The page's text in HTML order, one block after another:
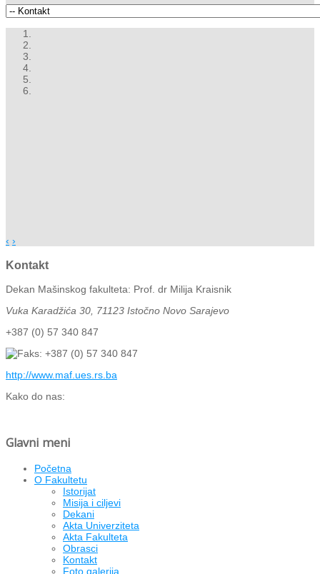
‹ ›
Kontakt
Dekan Mašinskog fakulteta: Prof. dr Milija Kraisnik
Vuka Karadžića 30, 71123 Istočno Novo Sarajevo
+387 (0) 57 340 847
+387 (0) 57 340 847
http://www.maf.ues.rs.ba
Kako do nas:
Glavni meni
Početna
O Fakultetu
Istorijat
Misija i ciljevi
Dekani
Akta Univerziteta
Akta Fakulteta
Obrasci
Kontakt
Foto galerija